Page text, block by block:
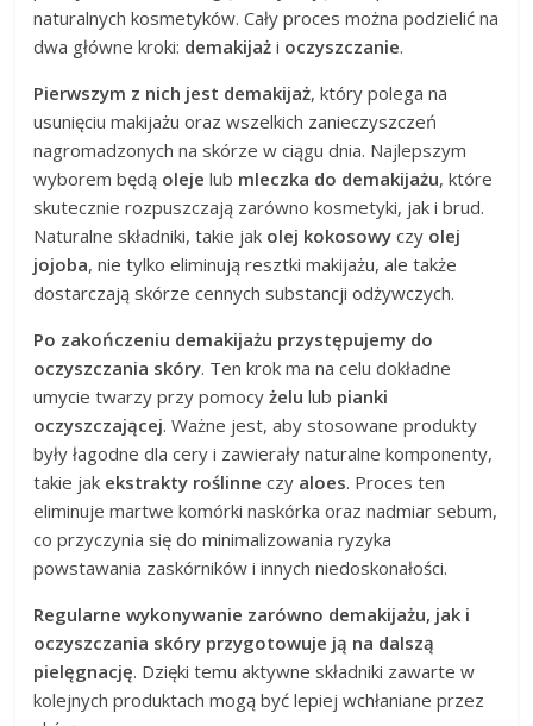
naturalnych kosmetyków. Cały proces można podzielić na
dwa główne kroki: demakijaż i oczyszczanie.
Pierwszym z nich jest demakijaż, który polega na
usunięciu makijażu oraz wszelkich zanieczyszczeń
nagromadzonych na skórze w ciągu dnia. Najlepszym
wyborem będą oleje lub mleczka do demakijażu, które
skutecznie rozpuszczają zarówno kosmetyki, jak i brud.
Naturalne składniki, takie jak olej kokosowy czy olej
jojoba, nie tylko eliminują resztki makijażu, ale także
dostarczają skórze cennych substancji odżywczych.
Po zakończeniu demakijażu przystępujemy do
oczyszczania skóry. Ten krok ma na celu dokładne
umycie twarzy przy pomocyżelu lub pianki
oczyszczającej. Ważne jest, aby stosowane produkty
były łagodne dla cery i zawierały naturalne komponenty,
takie jak ekstrakty roślinne czy aloes. Proces ten
eliminuje martwe komórki naskórka oraz nadmiar sebum,
co przyczynia się do minimalizowania ryzyka
powstawania zaskórników i innych niedoskonałości.
Regularne wykonywanie zarówno demakijażu, jak i
oczyszczania skóry przygotowuje ją na dalszą
pielęgnację. Dzięki temu aktywne składniki zawarte w
kolejnych produktach mogą być lepiej wchłaniane przez